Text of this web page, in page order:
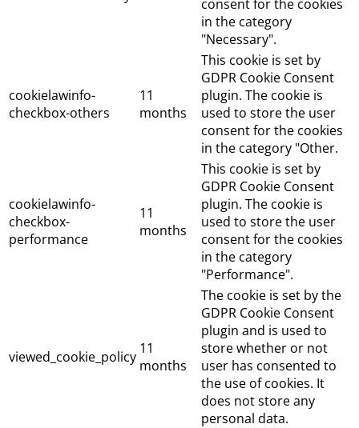
consent for the cookies
in the category
"Necessary".
cookielawinfo-
checkbox-others
11
months
This cookie is set by
GDPR Cookie Consent
plugin. The cookie is
used to store the user
consent for the cookies
in the category "Other.
cookielawinfo-
checkbox-
performance
11
months
This cookie is set by
GDPR Cookie Consent
plugin. The cookie is
used to store the user
consent for the cookies
in the category
"Performance".
viewed_cookie_policy 11
months
The cookie is set by the
GDPR Cookie Consent
plugin and is used to
store whether or not
user has consented to
the use of cookies. It
does not store any
personal data.